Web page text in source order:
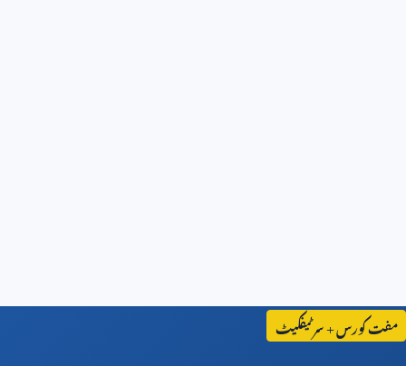
مفت کورس + سرٹیفکیٹ